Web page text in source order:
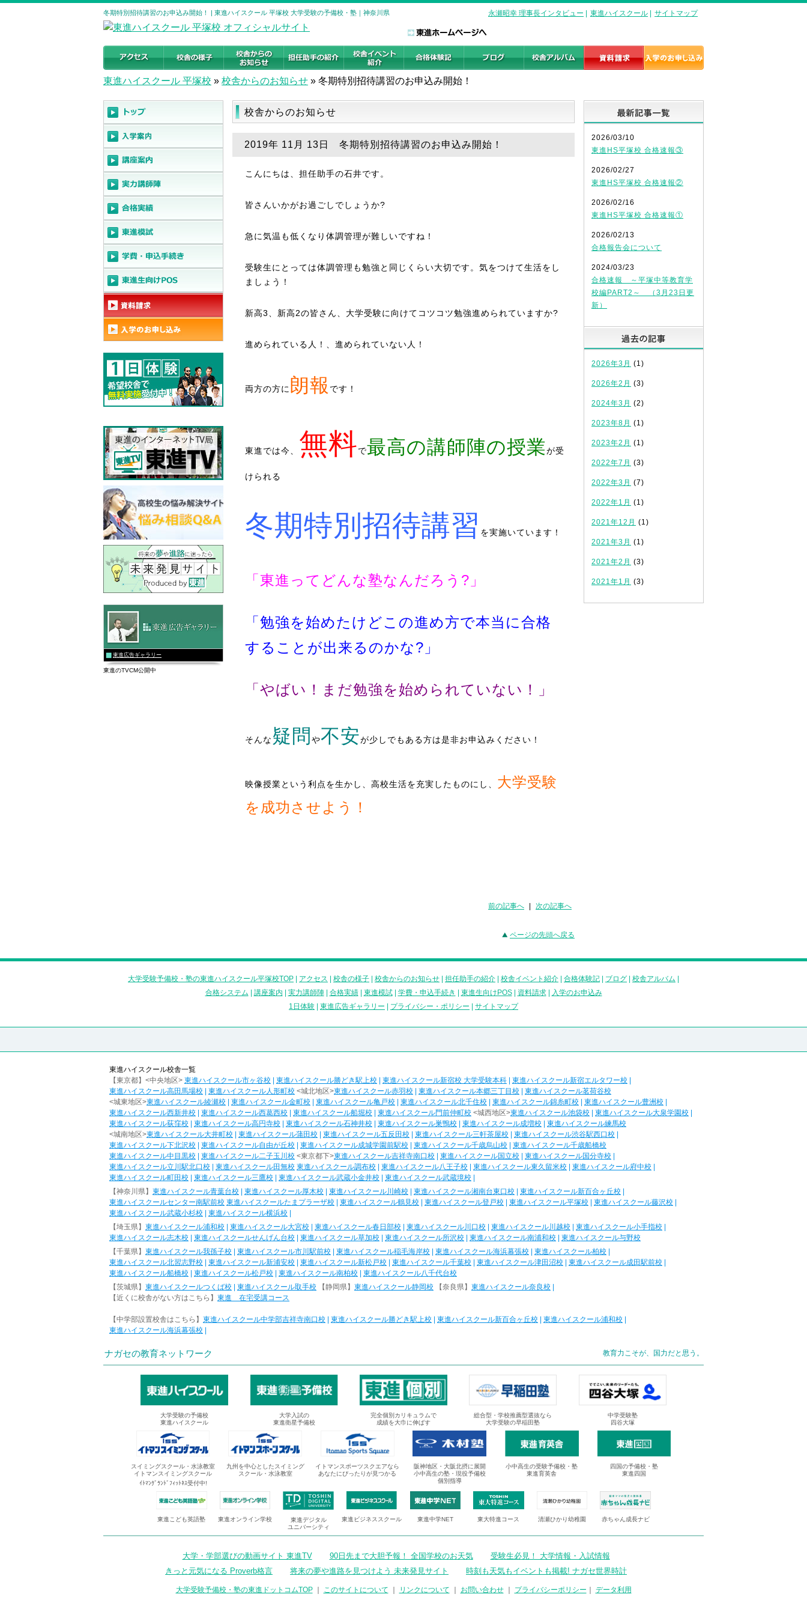
冬期特別招待講習のお申込み開始！ | 東進ハイスクール 平塚校 大学受験の予備校・塾｜神奈川県 永瀬昭幸 理事長インタビュー 東進ハイスクール サイトマップ
東進ハイスクール 平塚校 » 校舎からのお知らせ » 冬期特別招待講習のお申込み開始！
校舎からのお知らせ
2019年 11月 13日 冬期特別招待講習のお申込み開始！
こんにちは、担任助手の石井です。
皆さんいかがお過ごしでしょうか?
急に気温も低くなり体調管理が難しいですね！
受験生にとっては体調管理も勉強と同じくらい大切です。気をつけて生活をし
ましょう！
新高3、新高2の皆さん、大学受験に向けてコツコツ勉強進められていますか?
進められている人！、進められていない人！
両方の方に 朗報 です！
東進では今、 無料で最高の講師陣の授業が受
けられる
冬期特別招待講習 を実施いています！
「東進ってどんな塾なんだろう?」
「勉強を始めたけどこの進め方で本当に合格
することが出来るのかな?」
「やばい！まだ勉強を始められていない！」
そんな 疑問 や不安が少しでもある方は是非お申込みください！
映像授業という利点を生かし、高校生活を充実したものにし、 大学受験
を成功させよう！
前の記事へ 次の記事へ
ページの先頭へ戻る
2026/03/10
東進HS平塚校 合格速報③
2026/02/27
東進HS平塚校 合格速報②
2026/02/16
東進HS平塚校 合格速報①
2026/02/13
合格報告会について
2024/03/23
合格速報 ～平塚中等教育学
校編PART2～ （3月23日更
新）
2026年3月 (1)
2026年2月 (3)
2024年3月 (2)
2023年8月 (1)
2023年2月 (1)
2022年7月 (3)
2022年3月 (7)
2022年1月 (1)
2021年12月 (1)
2021年3月 (1)
2021年2月 (3)
2021年1月 (3)
東進広告ギャラリー
東進のTVCM公開中
大学受験予備校・塾の東進ハイスクール平塚校TOP アクセス 校舎の様子 校舎からのお知らせ 担任助手の紹介 校舎イベント紹介 合格体験記 ブログ 校舎アルバム
合格システム
講座案内 実力講師陣| 合格実績| 東進模試| 学費・申込手続き 東進生向けPOS| 資料請求|
入学のお申込み
1日体験
東進広告ギャラリー プライバシー・ポリシー サイトマップ
東進ハイスクール校舎一覧
【東京都】<中央地区> 東進ハイスクール市ヶ谷校 東進ハイスクール勝どき駅上校 東進ハイスクール新宿校 大学受験本科 東進ハイスクール新宿エルタワー校
東進ハイスクール高田馬場校
東進ハイスクール人形町校 <城北地区>東進ハイスクール赤羽校 東進ハイスクール本郷三丁目校
東進ハイスクール茗荷谷校
<城東地区>東進ハイスクール綾瀬校 東進ハイスクール金町校 東進ハイスクール亀戸校 東進ハイスクール北千住校 東進ハイスクール錦糸町校 東進ハイスクール豊洲校
東進ハイスクール西新井校
東進ハイスクール西葛西校 東進ハイスクール船堀校 東進ハイスクール門前仲町校 <城西地区>東進ハイスクール池袋校 東進ハイスクール大泉学園校
東進ハイスクール荻窪校
東進ハイスクール高円寺校 東進ハイスクール石神井校 東進ハイスクール巣鴨校 東進ハイスクール成増校
東進ハイスクール練馬校
<城南地区>東進ハイスクール大井町校 東進ハイスクール蒲田校 東進ハイスクール五反田校 東進ハイスクール三軒茶屋校 東進ハイスクール渋谷駅西口校
東進ハイスクール下北沢校
東進ハイスクール自由が丘校 東進ハイスクール成城学園前駅校 東進ハイスクール千歳烏山校
東進ハイスクール千歳船橋校
東進ハイスクール中目黒校
東進ハイスクール二子玉川校 <東京都下>東進ハイスクール吉祥寺南口校 東進ハイスクール国立校 東進ハイスクール国分寺校
東進ハイスクール立川駅北口校
東進ハイスクール田無校 東進ハイスクール調布校 東進ハイスクール八王子校 東進ハイスクール東久留米校 東進ハイスクール府中校
東進ハイスクール町田校
東進ハイスクール三鷹校 東進ハイスクール武蔵小金井校 東進ハイスクール武蔵境校
【神奈川県】 東進ハイスクール青葉台校 東進ハイスクール厚木校 東進ハイスクール川崎校 東進ハイスクール湘南台東口校 東進ハイスクール新百合ヶ丘校
東進ハイスクールセンター南駅前校 東進ハイスクールたまプラーザ校 東進ハイスクール鶴見校 東進ハイスクール登戸校 東進ハイスクール平塚校 東進ハイスクール藤沢校
東進ハイスクール武蔵小杉校
東進ハイスクール横浜校
【埼玉県】 東進ハイスクール浦和校 東進ハイスクール大宮校 東進ハイスクール春日部校 東進ハイスクール川口校 東進ハイスクール川越校 東進ハイスクール小手指校
東進ハイスクール志木校
東進ハイスクールせんげん台校 東進ハイスクール草加校 東進ハイスクール所沢校 東進ハイスクール南浦和校
東進ハイスクール与野校
【千葉県】 東進ハイスクール我孫子校 東進ハイスクール市川駅前校 東進ハイスクール稲毛海岸校 東進ハイスクール海浜幕張校 東進ハイスクール柏校
東進ハイスクール北習志野校
東進ハイスクール新浦安校 東進ハイスクール新松戸校 東進ハイスクール千葉校 東進ハイスクール津田沼校 東進ハイスクール成田駅前校
東進ハイスクール船橋校
東進ハイスクール松戸校 東進ハイスクール南柏校
東進ハイスクール八千代台校
【茨城県】 東進ハイスクールつくば校 東進ハイスクール取手校 【静岡県】 東進ハイスクール静岡校 【奈良県】 東進ハイスクール奈良校
【近くに校舎がない方はこちら】 東進 在宅受講コース
【中学部設置校舎はこちら】 東進ハイスクール中学部吉祥寺南口校 東進ハイスクール勝どき駅上校 東進ハイスクール新百合ヶ丘校 東進ハイスクール浦和校
東進ハイスクール海浜幕張校
ナガセの教育ネットワーク 教育力こそが、国力だと思う。
大学受験の予備校
東進ハイスクール
大学入試の
東進衛星予備校
完全個別カリキュラムで
成績を大巾に伸ばす
総合型・学校推薦型選抜なら
大学受験の早稲田塾
中学受験塾
四谷大塚
スイミングスクール・水泳教室
イトマンスイミングスクール
ｲﾄﾏﾝｸﾞﾗﾝﾄﾞﾌｨｯﾄﾈｽ受付中!
九州を中心としたスイミング
スクール・水泳教室
イトマンスポーツスクエアなら
あなたにぴったりが見つかる
阪神地区・大阪北摂に展開
小中高生の塾・現役予備校
個別指導
小中高生の受験予備校・塾
東進育英舎
四国の予備校・塾
東進四国
東進こども英語塾 東進オンライン学校
東進デジタル
ユニバーシティ
東進ビジネススクール 東進中学NET 東大特進コース 清瀬ひかり幼稚園 赤ちゃん成長ナビ
大学・学部選びの動画サイト 東進TV 90日先まで大胆予報！ 全国学校のお天気
受験生必見！ 大学情報・入試情報
きっと元気になる Proverb格言
将来の夢や進路を見つけよう 未来発見サイト 時刻も天気もイベントも掲載! ナガセ世界時計
大学受験予備校・塾の東進ドットコムTOP｜ このサイトについて リンクについて お問い合わせ｜ プライバシーポリシー データ利用